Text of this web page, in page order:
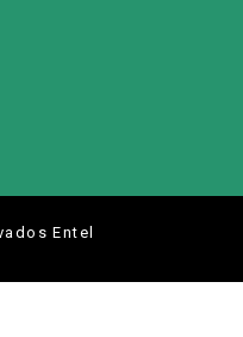
Entel